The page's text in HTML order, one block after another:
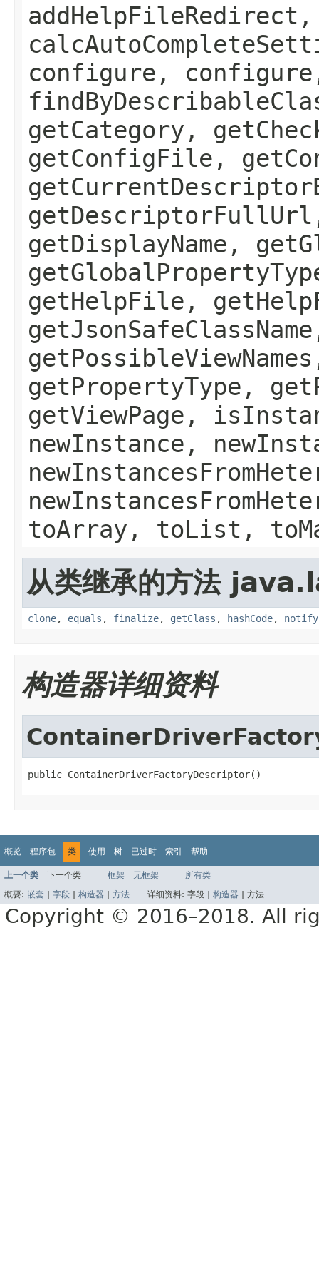
addHelpFileRedirect,
configure,
getCategory,
getConfigFile,
getDisplayName,
getHelpFile,
getPropertyType,
getViewPage,
newInstance,
toArray, toList,
从类继承的方法
clone, equals , finalize, getClass , hashCode, notify
构造器详细资料
public ContainerDriverFactoryDescriptor()
概览 程序包 类 使用 树 已过时 索引 帮助
上一个类 下一个类 框架 无框架
所有类
概要: 嵌套 字段 构造器 方法 详细资料: 字段 | 构造器 方法
Copyright © 2016–2018. All